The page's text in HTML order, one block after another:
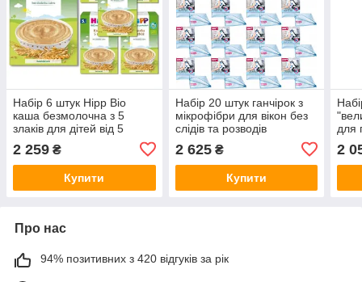
Набір 6 штук Hipp Bio
каша безмолочна з 5
злаків для дітей від 5
2 259 ₴
Купити
Набір 20 штук ганчірок з
мікрофібри для вікон без
слідів та розводів
2 625₴
Купити
для
2
Про нас
94% позитивних з 420 відгуків за рік